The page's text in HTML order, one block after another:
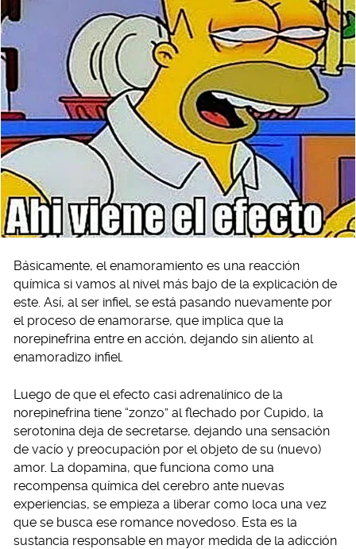
Básicamente, el enamoramiento es una reacción
química si vamos al nivel más bajo de la explicación de
este. Así, al ser infiel, se está pasando nuevamente por
el proceso de enamorarse, que implica que la
norepinefrina entre en acción, dejando sin aliento al
enamoradizo infiel.
Luego de que el efecto casi adrenalínico de la
norepinefrina tiene “zonzo” al flechado por Cupido, la
serotonina deja de secretarse, dejando una sensación
de vacío y preocupación por el objeto de su (nuevo)
amor. La dopamina, que funciona como una
recompensa química del cerebro ante nuevas
experiencias, se empieza a liberar como loca una vez
que se busca ese romance novedoso. Esta es la
sustancia responsable en mayor medida de la adicción